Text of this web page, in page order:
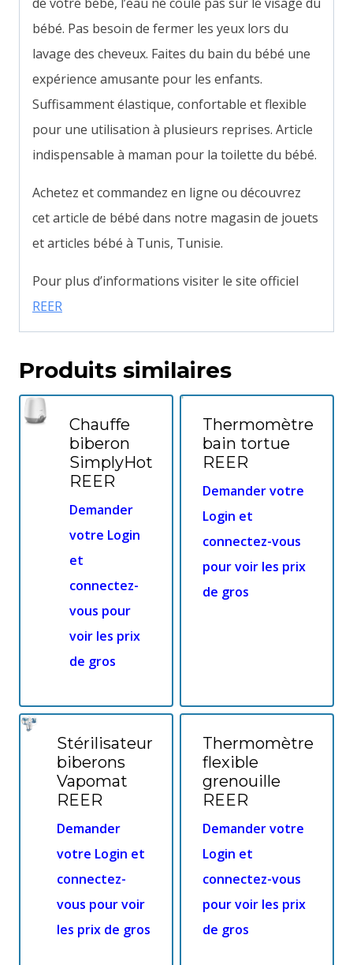
bébé. Pas besoin de fermer les yeux lors du
lavage des cheveux. Faites du bain du bébé une
expérience amusante pour les enfants.
Suffisamment élastique, confortable et flexible
pour une utilisation à plusieurs reprises. Article
indispensable à maman pour la toilette du bébé.
Achetez et commandez en ligne ou découvrez
cet article de bébé dans notre magasin de jouets
et articles bébé à Tunis, Tunisie.
Pour plus d’informations visiter le site officiel
REER
Produits similaires
Chauffe
biberon
SimplyHot
REER
Demander
votre Login
et
connectez-
vous pour
voir les prix
de gros
Thermomètre
bain tortue
REER
Demander votre
Login et
connectez-vous
pour voir les prix
de gros
Stérilisateur
biberons
Vapomat
REER
Demander
votre Login et
connectez-
vous pour voir
les prix de gros
Thermomètre
flexible
grenouille
REER
Demander votre
Login et
connectez-vous
pour voir les prix
de gros